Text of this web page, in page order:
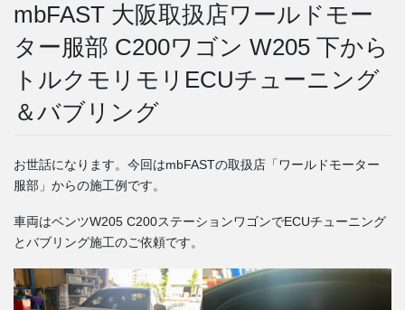
mbFAST 大阪取扱店ワールドモー
ター服部 C200ワゴン W205 下から
トルクモリモリECUチューニング
＆バブリング
お世話になります。今回はmbFASTの取扱店「ワールドモーター
服部」からの施工例です。
車両はベンツW205 C200ステーションワゴンでECUチューニング
とバブリング施工のご依頼です。